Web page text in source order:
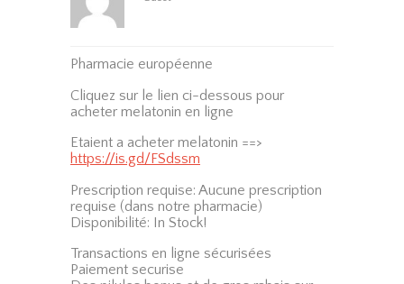
Pharmacie européenne
Cliquez sur le lien ci-dessous pour
acheter melatonin en ligne
Etaient a acheter melatonin ==>
https://is.gd/FSdssm
Prescription requise: Aucune prescription
requise (dans notre pharmacie)
Disponibilité: In Stock!
Transactions en ligne sécurisées
Paiement securise